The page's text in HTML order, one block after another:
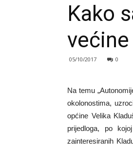
Kako
05/10/2017 0
Na temu
okolonostima,
općine Velika
prijedloga, po
zainteresiranih